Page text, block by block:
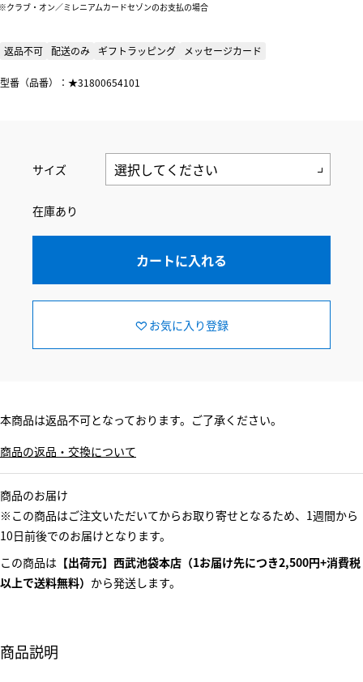
クラブ・オン／ミレニアムカードセゾンのお支払の場合
返品不可 配送のみ ギフトラッピング メッセージカード
型番（品番）：★31800654101
サイズ
在庫あり
カートに入れる
お気に入り登録
本商品は返品不可となっております。ご了承ください。
商品の返品・交換について
商品のお届け
※この商品はご注文いただいてからお取り寄せとなるため、1週間から
10日前後でのお届けとなります。
この商品は 【出荷元】西武池袋本店（1お届け先につき2,500円+消費税
以上で送料無料） から発送します。
商品説明